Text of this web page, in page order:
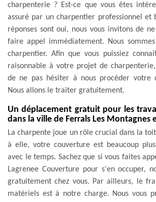
charpenterie ? Est-ce que vous êtes
assuré par un charpentier professionnel et
réponses sont oui, nous vous invitons de
faire appel immédiatement. Nous
charpentier. Afin que vous puissiez
raisonnable à votre projet de
de ne pas hésiter à nous procéder votre
Nous allons le traiter gratuitement.
Un déplacement gratuit pour les
dans la ville de Ferrals Les Montagnes
La charpente joue un rôle crucial dans la
à elle, votre couverture est beaucoup
avec le temps. Sachez que si vous faites
Lagrenee Couverture pour s'en occuper,
gratuitement chez vous. Par ailleurs, le
matériels est à notre charge. Nous vous